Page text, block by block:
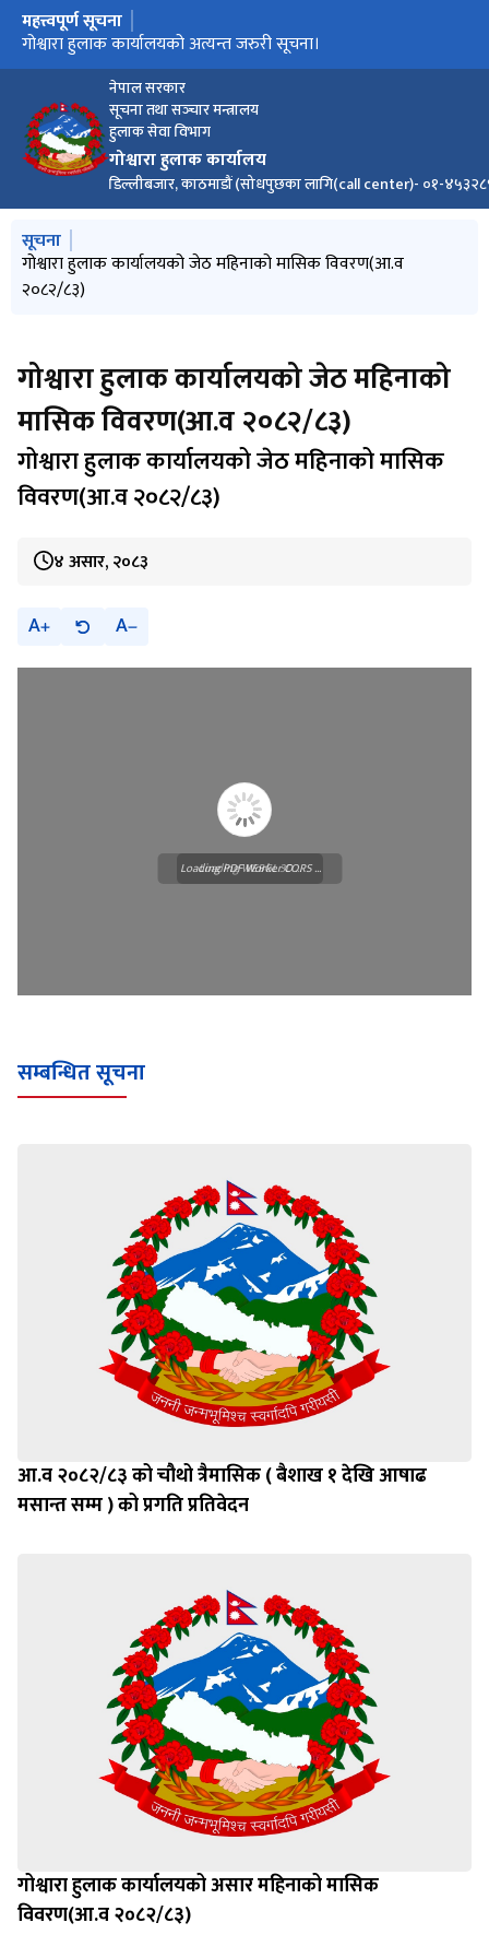
नेपाल सरकार
सूचना तथा सञ्‍चार मन्त्रालय
हुलाक सेवा विभाग
गोश्वारा हुलाक कार्यालय
डिल्लीबजार, काठमाडौं (सोधपुछका लागि(call center)- ०१-
मुख्य नेभिगेसनमा जानुहोस्
महत्त्वपूर्ण सूचना
गोश्वारा हुलाक कार्यालयको सूचना।
बैदेशिक हुलाक वस्तु दर्ता सम्बन्धि सुचना
गोश्वारा हुलाक कार्यालयको अत्यन्त जरुरी सूचना।
गोश्वारा हुलाक कार्यालयको सूचना
गोश्वारा हुलाक कार्यालयको सूचना
बोलपत्र स्वीकृत गर्ने आशयको सूचना
बोलपत्र सम्बन्धी सूचना
आ.व २०८२/८३ को प्रथम त्रैमासिक(श्रावण १ देखि असोज मसान्त सम्म )
को प्रगति प्रतिवेदन
अमेरिका(USA) जाने हुलाक वस्तुहरु दर्ता गर्न नसकिने जानकारी बारे
मुख्य नेभिगेसनमा जानुहोस्
सूचना
आ.व २०८२/८३ को चौथो त्रैमासिक ( बैशाख १ देखि आषाढ मसान्त सम्म )
को प्रगति प्रतिवेदन
गोश्वारा हुलाक कार्यालयको असार महिनाको मासिक विवरण(आ.व
२०८२/८३)
गोश्वारा हुलाक कार्यालयको जेठ महिनाको मासिक विवरण(आ.व
२०८२/८३)
गोश्वारा हुलाक कार्यालयको वैशाख महिनाको मासिक विवरण(आ.व
२०८२/८३)
गोश्वारा हुलाक कार्यालयको सूचना।
गोश्वारा हुलाक कार्यालयको जेठ महिनाको
मासिक विवरण(आ.व २०८२/८३)
गोश्वारा हुलाक कार्यालयको जेठ महिनाको मासिक
विवरण(आ.व २०८२/८३)
४ असार, २०८३
A A
Loading WEBGL 3D ...
Loading PDF Worker CORS ...
सम्बन्धित सूचना
आ.व २०८२/८३ को चौथो त्रैमासिक ( बैशाख १ देखि आषाढ
मसान्त सम्म ) को प्रगति प्रतिवेदन
गोश्वारा हुलाक कार्यालयको असार महिनाको मासिक
विवरण(आ.व २०८२/८३)